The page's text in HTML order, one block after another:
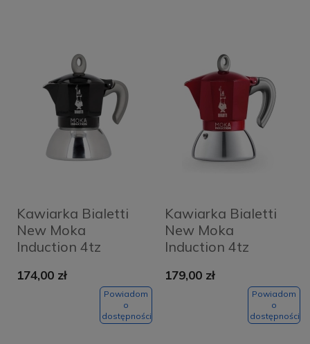
Kawiarka Bialetti
New Moka
Induction 4tz
174,00 zł
Powiadom
o
dostępności
Kawiarka Bialetti
New Moka
Induction 4tz
179,00 zł
Powiadom
o
dostępności